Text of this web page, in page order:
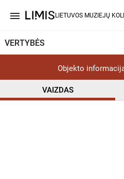
menu LIETUVOS MUZIEJŲ
VERTYBĖS
Objekto
VAIZDAS